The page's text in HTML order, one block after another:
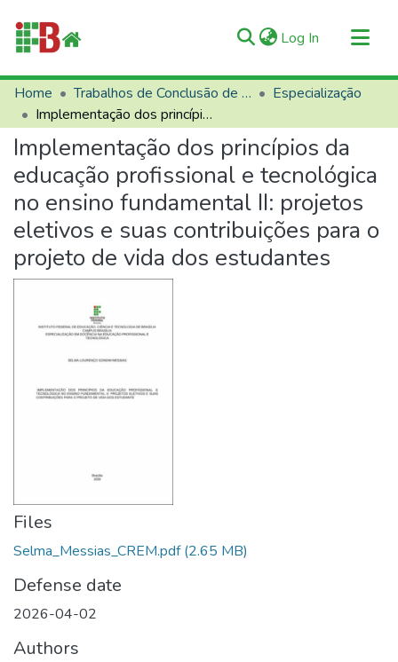
Log In (current)
Communities & Collections
All of RIIFB
Manuals and Terms
Statistics
About RIIFB
Help
Contacts
Home Trabalhos de Conclusão de Curso (TCCs)
Especialização
Implementação dos princípios da educação profissional e tecnológica no ensino fundamental II: projetos eletivos e suas contribuições para o projeto de vida dos estudantes
Implementação dos princípios da
educação profissional e tecnológica
no ensino fundamental II: projetos
eletivos e suas contribuições para o
projeto de vida dos estudantes
Files
Selma_Messias_CREM.pdf(2.65 MB)
Defense date
2026-04-02
Authors